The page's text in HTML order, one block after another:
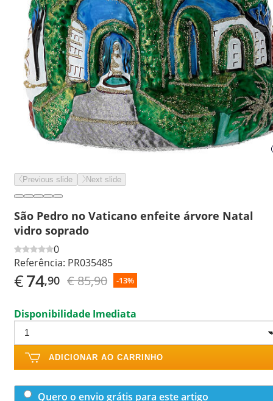
Previous slide Next slide
São Pedro no Vaticano enfeite árvore Natal
vidro soprado
0
Referência: PR035485
€74,90 € 85,90 -13%
Disponibilidade Imediata
ADICIONAR AO CARRINHO
Quero o envio grátis para este artigo